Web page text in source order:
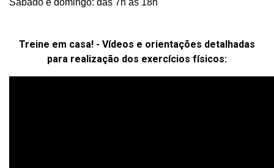
Sábado e domingo: das 7h às 18h
Treine em casa! - Vídeos e orientações detalhadas
para realização dos exercícios físicos: